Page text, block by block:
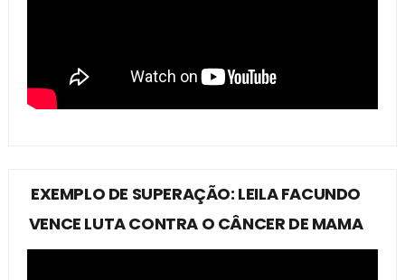
EXEMPLO DE SUPERAÇÃO: LEILA FACUNDO
VENCE LUTA CONTRA O CÂNCER DE MAMA